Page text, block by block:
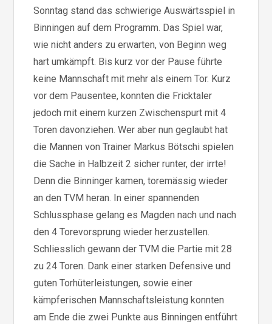
Sonntag stand das schwierige Auswärtsspiel in
Binningen auf dem Programm. Das Spiel war,
wie nicht anders zu erwarten, von Beginn weg
hart umkämpft. Bis kurz vor der Pause führte
keine Mannschaft mit mehr als einem Tor. Kurz
vor dem Pausentee, konnten die Fricktaler
jedoch mit einem kurzen Zwischenspurt mit 4
Toren davonziehen. Wer aber nun geglaubt hat
die Mannen von Trainer Markus Bötschi spielen
die Sache in Halbzeit 2 sicher runter, der irrte!
Denn die Binninger kamen, toremässig wieder
an den TVM heran. In einer spannenden
Schlussphase gelang es Magden nach und nach
den 4 Torevorsprung wieder herzustellen.
Schliesslich gewann der TVM die Partie mit 28
zu 24 Toren. Dank einer starken Defensive und
guten Torhüterleistungen, sowie einer
kämpferischen Mannschaftsleistung konnten
am Ende die zwei Punkte aus Binningen entführt